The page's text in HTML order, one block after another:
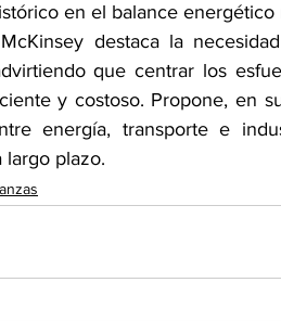
en el balance energético
McKinsey destaca la
que centrar los
y costoso. Propone, en
energía, transporte e
largo plazo.